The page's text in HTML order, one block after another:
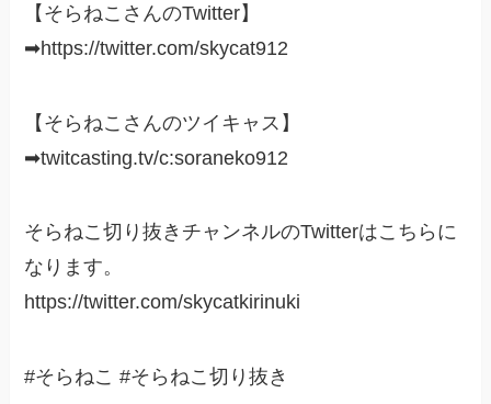
【そらねこさんのTwitter】
➡https://twitter.com/skycat912
【そらねこさんのツイキャス】
➡twitcasting.tv/c:soraneko912
そらねこ切り抜きチャンネルのTwitterはこちらに
なります。
https://twitter.com/skycatkirinuki
#そらねこ #そらねこ切り抜き